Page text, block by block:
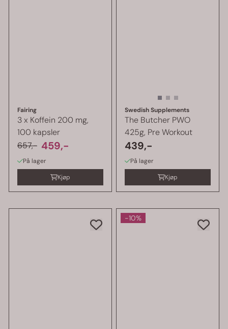
Fairing
3 x Koffein 200 mg,
100 kapsler
657,- 459,-
På lager
Kjøp
Swedish Supplements
The Butcher PWO
425g, Pre Workout
439,-
På lager
Kjøp
-10%